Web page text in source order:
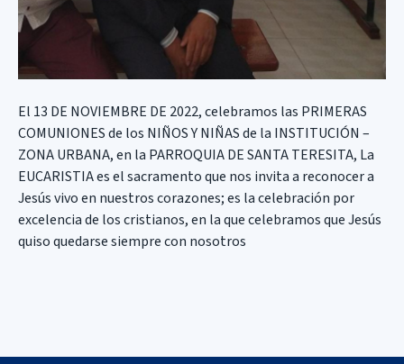
El 13 DE NOVIEMBRE DE 2022, celebramos las PRIMERAS
COMUNIONES de los NIÑOS Y NIÑAS de la INSTITUCIÓN –
ZONA URBANA, en la PARROQUIA DE SANTA TERESITA, La
EUCARISTIA es el sacramento que nos invita a reconocer a
Jesús vivo en nuestros corazones; es la celebración por
excelencia de los cristianos, en la que celebramos que Jesús
quiso quedarse siempre con nosotros